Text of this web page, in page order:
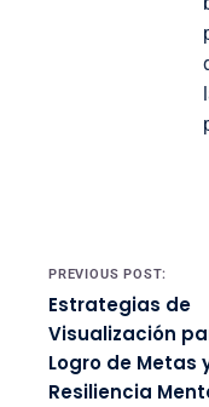
Post
PREVIOUS POST:
Estrategias de
Visualización
Logro de Metas
Resiliencia